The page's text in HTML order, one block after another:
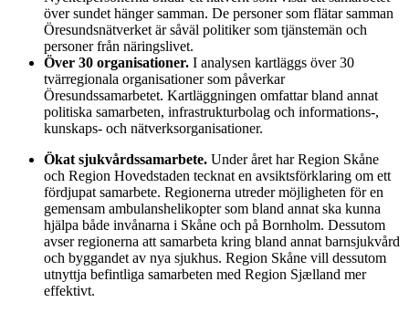
över sundet hänger samman. De personer som flätar samman
Öresundsnätverket är såväl politiker som tjänstemän och
personer från näringslivet.
Över 30 organisationer. I analysen kartläggs över 30
tvärregionala organisationer som påverkar
Öresundssamarbetet. Kartläggningen omfattar bland annat
politiska samarbeten, infrastrukturbolag och informations-,
kunskaps- och nätverksorganisationer.
Ökat sjukvårdssamarbete. Under året har Region Skåne
och Region Hovedstaden tecknat en avsiktsförklaring om ett
fördjupat samarbete. Regionerna utreder möjligheten för en
gemensam ambulanshelikopter som bland annat ska kunna
hjälpa både invånarna i Skåne och på Bornholm. Dessutom
avser regionerna att samarbeta kring bland annat barnsjukvård
och byggandet av nya sjukhus. Region Skåne vill dessutom
utnyttja befintliga samarbeten med Region Sjælland mer
effektivt.